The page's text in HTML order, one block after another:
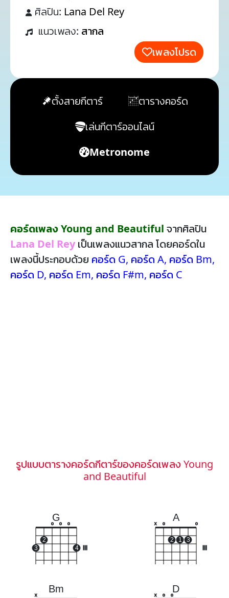
ศิลปิน: Lana Del Rey
แนวเพลง: สากล
เพลงโปรด
ตั้งสายกีตาร์
ตารางคอร์ด
เล่นกีตาร์ออนไลน์
Metronome
คอร์ดเพลง Young and Beautiful จากศิลปิน
Lana Del Reyเป็นเพลงแนวสากล โดยคอร์ดใน
เพลงนี้ประกอบด้วย คอร์ด G, คอร์ด A, คอร์ด Bm,
คอร์ด D, คอร์ด Em, คอร์ด F#m, คอร์ด C
รูปแบบตารางคอร์ดกีตาร์ของคอร์ดเพลง Young
and Beautiful
G
3
2
o o o
4
A
x o
2 1 3
o
Bm
x
D
x o o